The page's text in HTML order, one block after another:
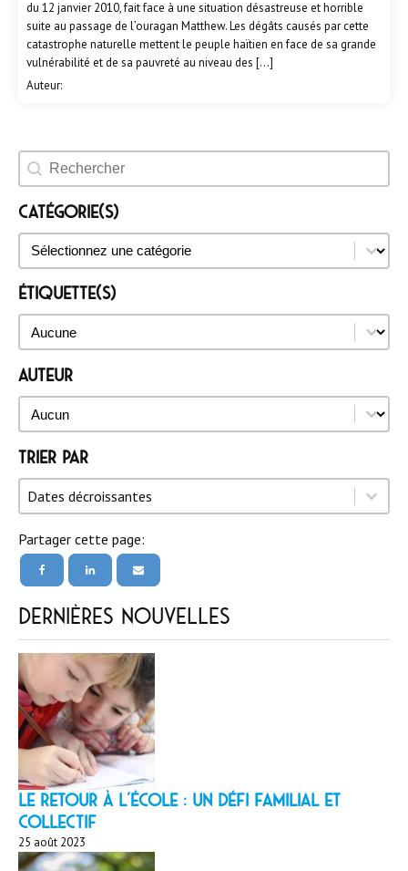
du 12 janvier 2010, fait face à une situation désastreuse et horrible
suite au passage de l’ouragan Matthew. Les dégâts causés par cette
catastrophe naturelle mettent le peuple haïtien en face de sa grande
vulnérabilité et de sa pauvreté au niveau des […]
Auteur:
Rechercher un évènement
Catégorie(s)
Catégorie(s)
Catégorie(s)
Étiquette(s)
Étiquette(s)
Étiquette(s)
Auteur
Auteur
Auteur
Trier par
Trier par
Trier par
Dates décroissantes
Trier par
Partager cette page:
Dernières nouvelles
LE RETOUR À L’ÉCOLE : un défi familial et
collectif
25 août 2023